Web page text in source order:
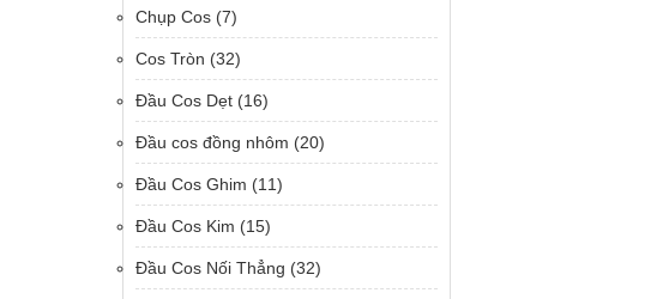
Chụp Cos (7)
Cos Tròn (32)
Đầu Cos Dẹt (16)
Đầu cos đồng nhôm (20)
Đầu Cos Ghim (11)
Đầu Cos Kim (15)
Đầu Cos Nối Thẳng (32)